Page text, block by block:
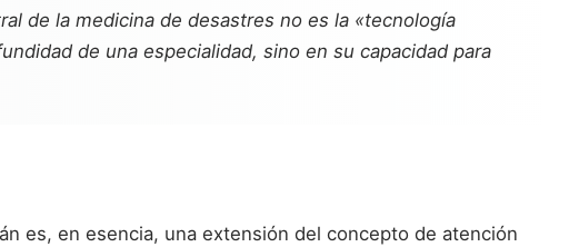
de la medicina de desastres no es la «tecnología
de una especialidad, sino en su capacidad para
es, en esencia, una extensión del concepto de atención